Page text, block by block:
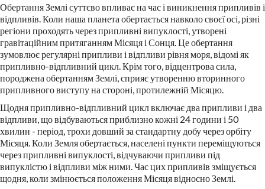
Обертання Землі суттєво впливає на час і виникнення припливів і
відпливів. Коли наша планета обертається навколо своєї осі, різні
регіони проходять через припливні випуклості, утворені
гравітаційним притяганням Місяця і Сонця. Це обертання
зумовлює регулярні припливи і відпливи рівня моря, відомі як
припливно-відпливний цикл. Крім того, відцентрова сила,
породжена обертанням Землі, сприяє утворенню вторинного
припливного виступу на стороні, протилежній Місяцю.
Щодня припливно-відпливний цикл включає два припливи і два
відпливи, що відбуваються приблизно кожні 24 години і 50
хвилин - період, трохи довший за стандартну добу через орбіту
Місяця. Коли Земля обертається, населені пункти переміщуються
через припливні випуклості, відчуваючи припливи під
випуклістю і відпливи між ними. Час цих припливів зміщується
щодня, коли змінюється положення Місяця відносно Землі.